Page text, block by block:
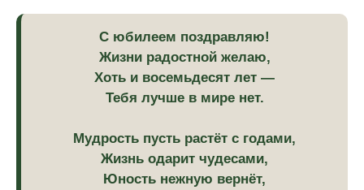
С юбилеем поздравляю!
Жизни радостной желаю,
Хоть и восемьдесят лет —
Тебя лучше в мире нет.
Мудрость пусть растёт с годами,
Жизнь одарит чудесами,
Юность нежную вернёт,